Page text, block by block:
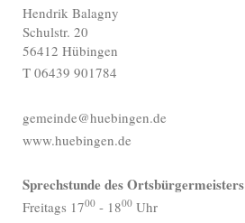
Hendrik Balagny
Schulstr. 20
56412 Hübingen
T 06439 901784
gemeinde@huebingen.de
www.huebingen.de
Sprechstunde des Ortsbürgermeisters
Freitags 1700 - 1800 Uhr